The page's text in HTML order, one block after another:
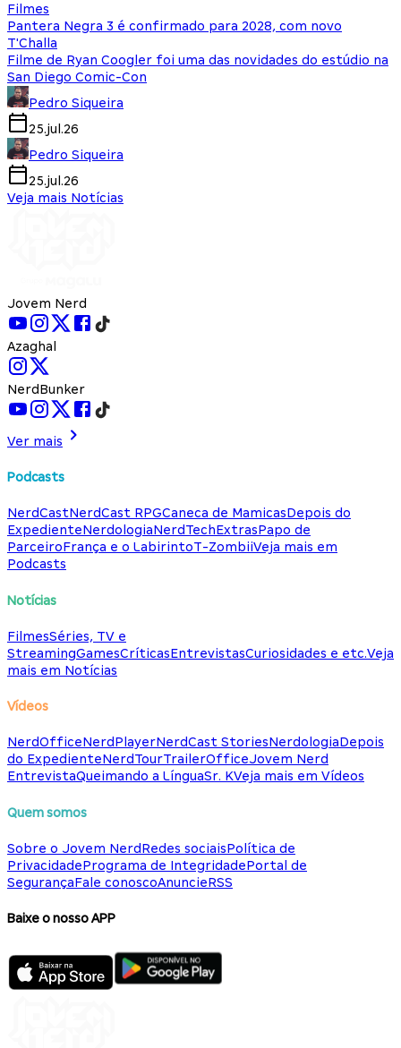
Filmes
Pantera Negra 3 é confirmado para 2028, com novo
T'Challa
Filme de Ryan Coogler foi uma das novidades do estúdio na
San Diego Comic-Con
Pedro Siqueira
25.jul.26
Pedro Siqueira
25.jul.26
Veja mais Notícias
Jovem Nerd
Azaghal
NerdBunker
Ver mais
Podcasts
NerdCastNerdCast RPGCaneca de MamicasDepois do
ExpedienteNerdologiaNerdTechExtrasPapo de
ParceiroFrança e o LabirintoT-ZombiiVeja mais em
Podcasts
Notícias
FilmesSéries, TV e
StreamingGamesCríticasEntrevistasCuriosidades e etc.Veja
mais em Notícias
Vídeos
NerdOfficeNerdPlayerNerdCast StoriesNerdologiaDepois
do ExpedienteNerdTourTrailerOfficeJovem Nerd
EntrevistaQueimando a LínguaSr. KVeja mais em Vídeos
Quem somos
Sobre o Jovem NerdRedes sociaisPolítica de
PrivacidadePrograma de IntegridadePortal de
SegurançaFale conoscoAnuncieRSS
Baixe o nosso APP